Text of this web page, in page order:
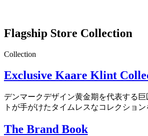
Flagship Store Collection
Collection
Exclusive Kaare Klint
デンマークデザイン黄金期を代表する
トが手がけたタイムレスなコレクション
The Brand Book